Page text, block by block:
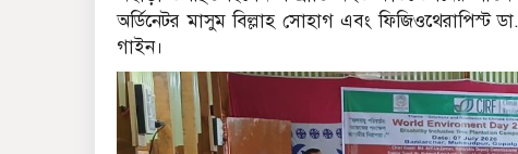
অর্ডিনেটর মাসুম বিল্লাহ সোহাগ এবং ফিজিওথেরাপিস্ট
গাইন।